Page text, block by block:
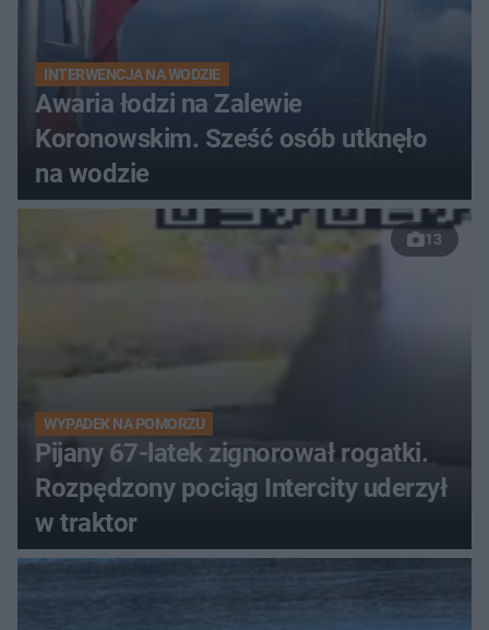
INTERWENCJA NA WODZIE
Awaria łodzi na Zalewie
Koronowskim. Sześć osób utknęło
na wodzie
13
WYPADEK NA POMORZU
Pijany 67-latek zignorował rogatki.
Rozpędzony pociąg Intercity uderzył
w traktor